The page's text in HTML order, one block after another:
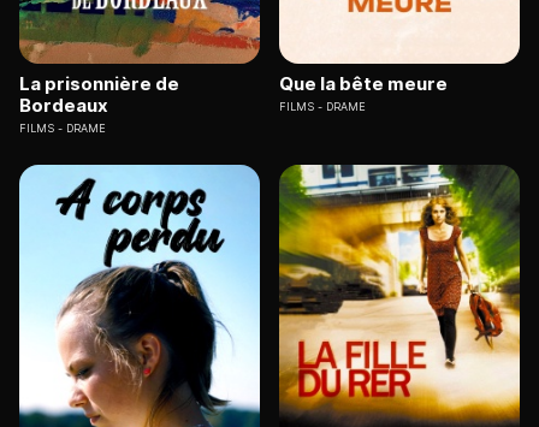
La prisonnière de
Bordeaux
FILMS DRAME
Que la bête meure
FILMS DRAME